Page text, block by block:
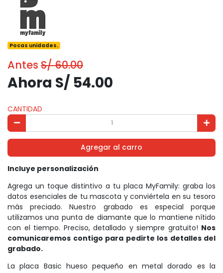
Pocas unidades.
Antes S/ 60.00
Ahora S/ 54.00
CANTIDAD
Agregar al carro
Incluye personalización
Agrega un toque distintivo a tu placa MyFamily: graba los
datos esenciales de tu mascota y conviértela en su tesoro
más preciado. Nuestro grabado es especial porque
utilizamos una punta de diamante que lo mantiene nítido
con el tiempo. Preciso, detallado y siempre gratuito! Nos
comunicaremos contigo para pedirte los detalles del
grabado.
La placa Basic hueso pequeño en metal dorado es la